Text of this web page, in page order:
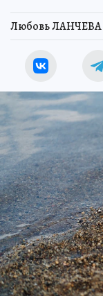
Любовь ЛАНЧЕВА